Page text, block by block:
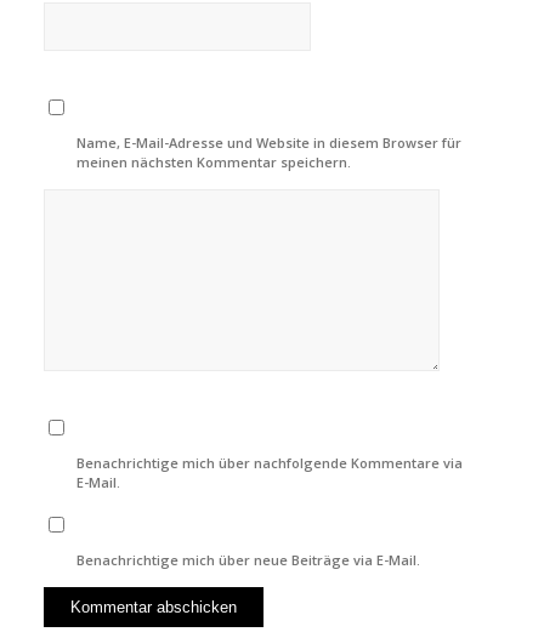
Name, E-Mail-Adresse und Website in diesem Browser für
meinen nächsten Kommentar speichern.
Benachrichtige mich über nachfolgende Kommentare via
E-Mail.
Benachrichtige mich über neue Beiträge via E-Mail.